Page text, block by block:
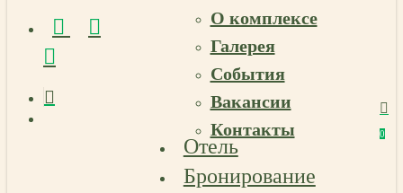
vk telegram
0
О комплексе
Галерея
События
Вакансии
Контакты
Отель
Бронирование